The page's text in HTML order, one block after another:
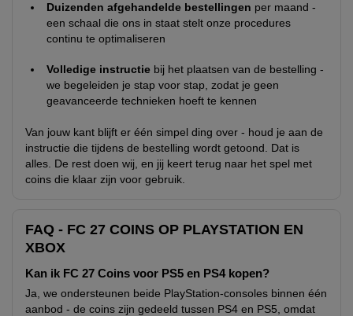
Duizenden afgehandelde bestellingen per maand -
een schaal die ons in staat stelt onze procedures
continu te optimaliseren
Volledige instructie bij het plaatsen van de bestelling -
we begeleiden je stap voor stap, zodat je geen
geavanceerde technieken hoeft te kennen
Van jouw kant blijft er één simpel ding over - houd je aan de
instructie die tijdens de bestelling wordt getoond. Dat is
alles. De rest doen wij, en jij keert terug naar het spel met
coins die klaar zijn voor gebruik.
FAQ - FC 27 COINS OP PLAYSTATION EN
XBOX
Kan ik FC 27 Coins voor PS5 en PS4 kopen?
Ja, we ondersteunen beide PlayStation-consoles binnen één
aanbod - de coins zijn gedeeld tussen PS4 en PS5, omdat